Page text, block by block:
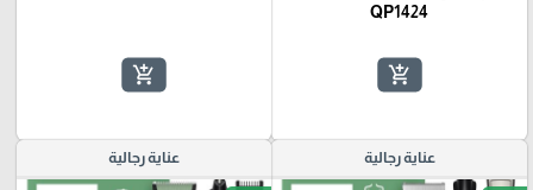
QP1424
add_shopping_cart
add_shopping_cart
عناية رجالية عناية رجالية